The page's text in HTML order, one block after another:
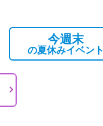
今週末
の夏休みイベント